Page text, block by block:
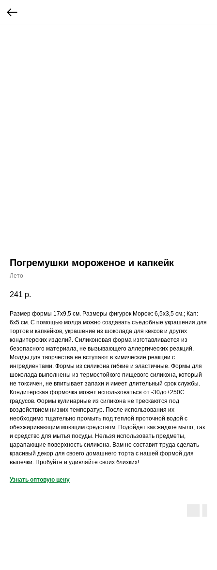
Погремушки мороженое и капкейк
Лето
241 р.
Размер формы 17x9,5 cм. Размеры фигурок Морож: 6,5x3,5 см.; Кап:
6x5 см. С помощью молда можно создавать съедобные украшения для
тортов и капкейков, украшение из шоколада для кексов и других
кондитерских изделий. Силиконовая форма изготавливается из
безопасного материала, не вызывающего аллергических реакций.
Молды для творчества не вступают в химические реакции с
ингредиентами. Формы из силикона гибкие и эластичные. Формы для
шоколада выполнены из термостойкого пищевого силикона, который
не токсичен, не впитывает запахи и имеет длительный срок службы.
Кондитерская формочка может использоваться от -30до+250С
градусов. Формы кулинарные из силикона не трескаются под
воздействием низких температур. После использования их
необходимо тщательно промыть под теплой проточной водой с
обезжиривающим моющим средством. Подойдет как жидкое мыло, так
и средство для мытья посуды. Нельзя использовать предметы,
царапающие поверхность силикона. Вам не составит труда сделать
красивый декор для своего домашнего торта с нашей формой для
выпечки. Пробуйте и удивляйте своих близких!
Узнать оптовую цену